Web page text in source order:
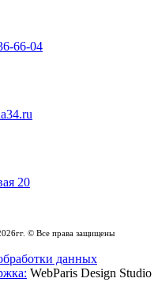
66-04
20
© Все права защищены
данных
WebParis Design Studio